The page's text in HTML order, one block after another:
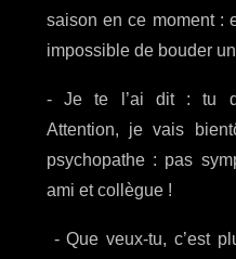
saison en ce moment :
impossible de bouder
- Je te l’ai dit : tu
Attention, je vais
psychopathe : pas
ami et collègue !
- Que veux-tu, c’est